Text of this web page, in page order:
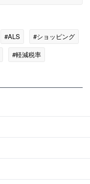
#ALS
#ショッピング
#軽減税率